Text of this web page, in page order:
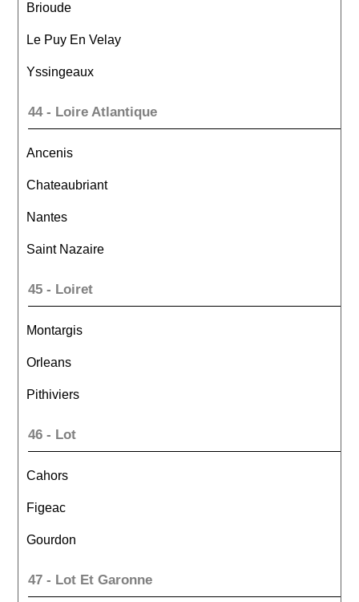
Brioude
Le Puy En Velay
Yssingeaux
44 - Loire Atlantique
Ancenis
Chateaubriant
Nantes
Saint Nazaire
45 - Loiret
Montargis
Orleans
Pithiviers
46 - Lot
Cahors
Figeac
Gourdon
47 - Lot Et Garonne